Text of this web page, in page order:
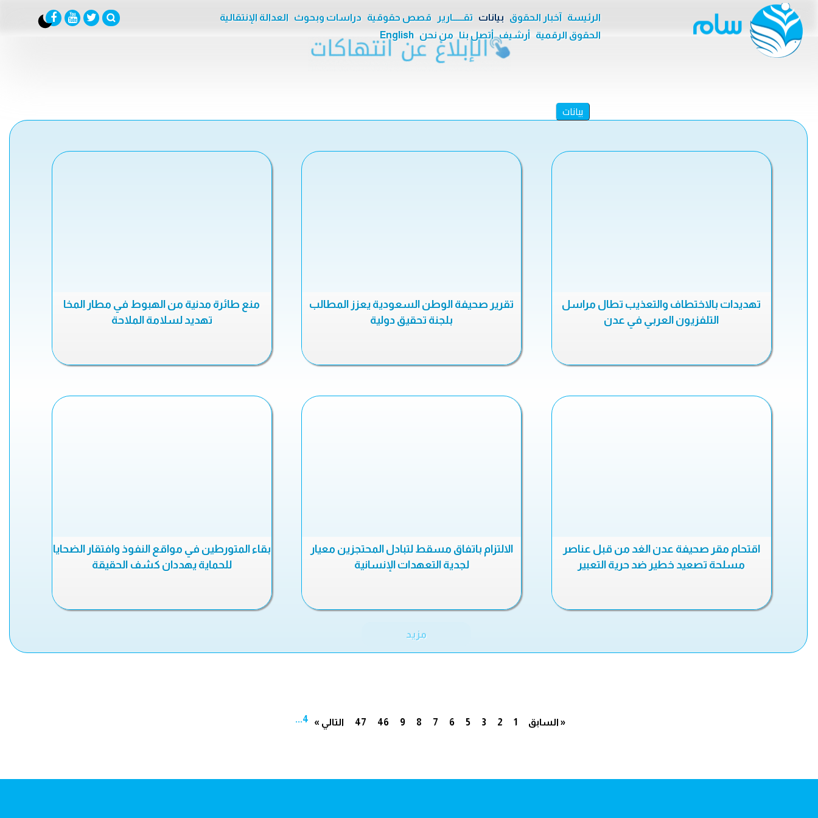
الرئيسة آخبار الحقوق بيانات تقــــــارير قصص حقوقية دراسات وبحوث
العدالة الإنتقالية
الحقوق الرقمية
أرشيف أتصل بنا من نحن English
بيانات
تهديدات بالاختطاف والتعذيب تطال مراسل
التلفزيون العربي في عدن
تقرير صحيفة الوطن السعودية يعزز المطالب
بلجنة تحقيق دولية
منع طائرة مدنية من الهبوط في مطار المخا
تهديد لسلامة الملاحة
اقتحام مقر صحيفة عدن الغد من قبل عناصر
مسلحة تصعيد خطير ضد حرية التعبير
الالتزام باتفاق مسقط لتبادل المحتجزين معيار
لجدية التعهدات الإنسانية
بقاء المتورطين في مواقع النفوذ وافتقار الضحايا
للحماية يهددان كشف الحقيقة
مزيد
« السابق 1
2
3
4 5
6
7
8
9
... 46
47 التالي »